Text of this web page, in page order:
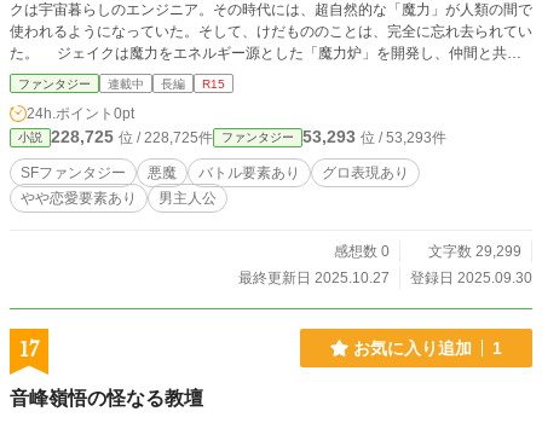
クは宇宙暮らしのエンジニア。その時代には、超自然的な「魔力」が人類の間で
使われるようになっていた。そして、けだもののことは、完全に忘れ去られてい
た。 ジェイクは魔力をエネルギー源とした「魔力炉」を開発し、仲間と共に
かつての地球へと飛来した。だがそこは、人類が絵に描いたような楽園とは根本
から違っていた。ジェイクたちが見たのは赤い地表、禍々しい空、そして異形の
怪物だった。そいつらの名は「悪魔」といった。仲間は皆殺しにされ、ジェイク
は一人孤独に生き抜こうとする。 だが、そんな悲劇の少年に手を差し伸べる
謎の悪魔がいた──彼の名はニコラス。人間に近しい容姿と感性をした最強格の
悪魔だ。不自然なまでに温厚な彼に拾われたジェイクは、彼の下で生き延びる術
を学び、やがて悪魔の親友や恋人までできてしまう──荒れ果てた悪魔の世界
ファンタジー 連載中 長編 R15
24h.ポイント 0pt
小説 228,725 位 / 228,725件 ファンタジー 53,293 位 / 53,293件
SFファンタジー 悪魔 バトル要素あり
グロ表現あり
やや恋愛要素あり
男主人公
感想数 0
文字数 29,299
最終更新日 2025.10.27
登録日 2025.09.30
17 お気に入り追加 1
音峰嶺悟の怪なる教壇